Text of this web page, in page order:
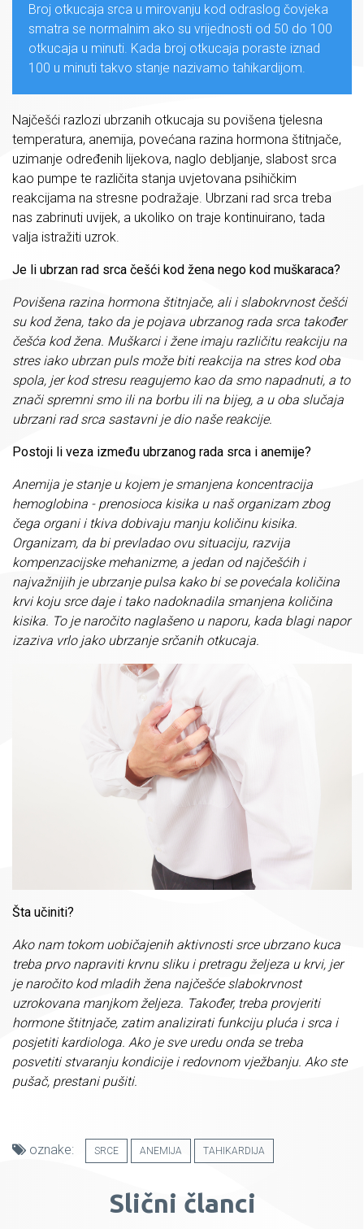
Broj otkucaja srca u mirovanju kod odraslog čovjeka
smatra se normalnim ako su vrijednosti od 50 do 100
otkucaja u minuti. Kada broj otkucaja poraste iznad
100 u minuti takvo stanje nazivamo tahikardijom.
Najčešći razlozi ubrzanih otkucaja su povišena tjelesna
temperatura, anemija, povećana razina hormona štitnjače,
uzimanje određenih lijekova, naglo debljanje, slabost srca
kao pumpe te različita stanja uvjetovana psihičkim
reakcijama na stresne podražaje. Ubrzani rad srca treba
nas zabrinuti uvijek, a ukoliko on traje kontinuirano, tada
valja istražiti uzrok.
Je li ubrzan rad srca češći kod žena nego kod muškaraca?
Povišena razina hormona štitnjače, ali i slabokrvnost češći
su kod žena, tako da je pojava ubrzanog rada srca također
češća kod žena. Muškarci i žene imaju različitu reakciju na
stres iako ubrzan puls može biti reakcija na stres kod oba
spola, jer kod stresu reagujemo kao da smo napadnuti, a to
znači spremni smo ili na borbu ili na bijeg, a u oba slučaja
ubrzani rad srca sastavni je dio naše reakcije.
Postoji li veza između ubrzanog rada srca i anemije?
Anemija je stanje u kojem je smanjena koncentracija
hemoglobina - prenosioca kisika u naš organizam zbog
čega organi i tkiva dobivaju manju količinu kisika.
Organizam, da bi prevladao ovu situaciju, razvija
kompenzacijske mehanizme, a jedan od najčešćih i
najvažnijih je ubrzanje pulsa kako bi se povećala količina
krvi koju srce daje i tako nadoknadila smanjena količina
kisika. To je naročito naglašeno u naporu, kada blagi napor
izaziva vrlo jako ubrzanje srčanih otkucaja.
Šta učiniti?
Ako nam tokom uobičajenih aktivnosti srce ubrzano kuca
treba prvo napraviti krvnu sliku i pretragu željeza u krvi, jer
je naročito kod mladih žena najčešće slabokrvnost
uzrokovana manjkom željeza. Također, treba provjeriti
hormone štitnjače, zatim analizirati funkciju pluća i srca i
posjetiti kardiologa. Ako je sve uredu onda se treba
posvetiti stvaranju kondicije i redovnom vježbanju. Ako ste
pušač, prestani pušiti.
oznake: SRCE ANEMIJA TAHIKARDIJA
Slični članci